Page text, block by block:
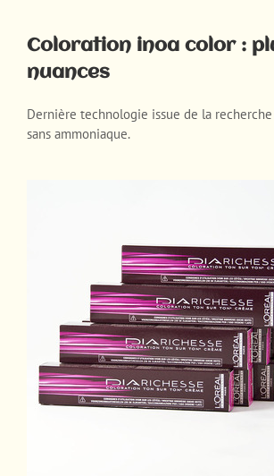
Coloration inoa color :
nuances
Dernière technologie issue de la recherche
sans ammoniaque.